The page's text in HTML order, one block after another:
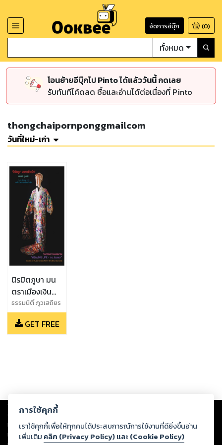
จัดการอีบุ๊ก (0)
ทั้งหมด
โอนย้ายอีบุ๊กไป Pinto ได้แล้ววันนี้ กดเลย
รับทันทีโค้ดลด ซื้อและอ่านได้ต่อเนื่องที่ Pinto
thongchaipornponggmailcom
วันที่ใหม่-เก่า
นิรมิตภูษา มน
ตราเมืองเงิน
(Weaving Life
- The
Journey)
ธรรมนิติ์ ภูวเสถียร
GET FREE
Copyright © 2026
ต่อผลงานหรือเนื้อหาใดที่อัปโหลดผ่านเว็บไซต์และปรากฏว่าละเมิดสิทธิใน
ทรัพย์สินทางปัญญาของบุคคลอื่นหรือขัดต่อกฎหมายและศีลธรรม ดังนั้น ผู้อ่าน
ทุกท่านโปรดใช้วิจารณญาณในการกลั่นกรองด้วยตนเอง และหากท่านพบว่าส่วน
การใช้คุกกี้
เราใช้คุกกี้เพื่อให้ทุกคนได้ประสบการณ์การใช้งานที่ดียิ่งขึ้นอ่าน
เพิ่มเติม คลิก (Privacy Policy) และ (Cookie Policy)